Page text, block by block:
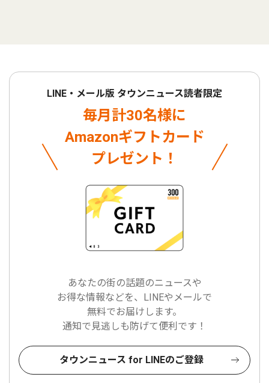
LINE・メール版 タウンニュース読者限定
毎月計30名様に
Amazonギフトカード
プレゼント！
あなたの街の話題のニュースや
お得な情報などを、LINEやメールで
無料でお届けします。
通知で見逃しも防げて便利です！
タウンニュース for LINEのご登録